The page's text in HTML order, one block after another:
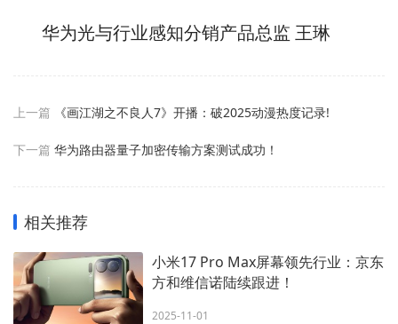
华为光与行业感知分销产品总监 王琳
上一篇 《画江湖之不良人7》开播：破2025动漫热度记录!
下一篇 华为路由器量子加密传输方案测试成功！
相关推荐
小米17 Pro Max屏幕领先行业：京东
方和维信诺陆续跟进！
2025-11-01